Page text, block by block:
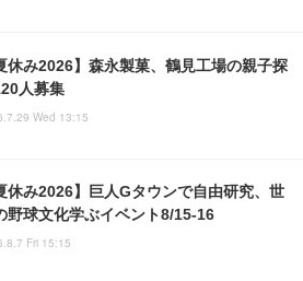
休み2026】森永製菓、鶴見工場の親子探
人募集
Wed 13:15
休み2026】巨人Gタウンで自由研究、世
野球文化学ぶイベント8/15-16
Fri 15:15